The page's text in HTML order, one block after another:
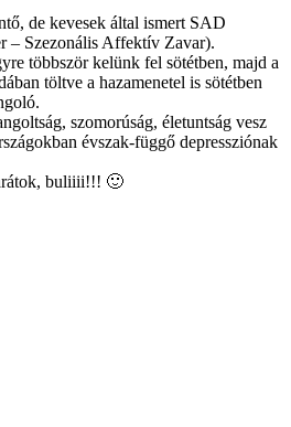
de kevesek által ismert SAD
– Szezonális Affektív Zavar).
többször kelünk fel sötétben, majd a
töltve a hazamenetel is sötétben
szomorúság, életuntság vesz
évszak-függő depressziónak
buliiii!!! 🙂